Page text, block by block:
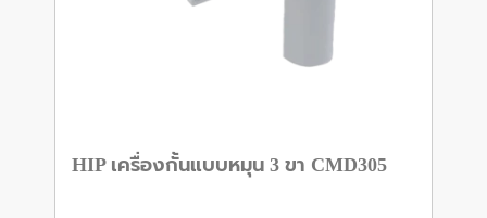
HIP เครื่องกั้นแบบหมุน 3 ขา CMD305